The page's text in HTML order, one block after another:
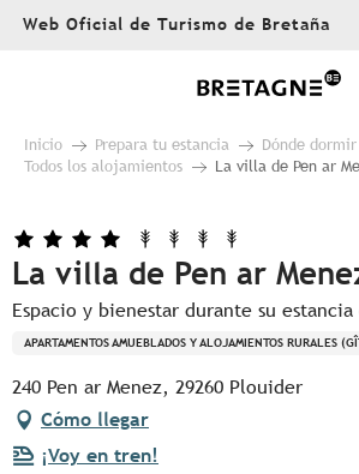
AllerWeb Oficial de Turismo de Bretaña
Inicio Prepara tu estancia
Dónde dormir
Todos los alojamientos
La villa de Pen ar
La villa de Pen ar
Espacio y bienestar durante su
APARTAMENTOS AMUEBLADOS Y ALOJAMIENTOS RURALES
240 Pen ar Menez, 29260 Plouider
Cómo llegar
¡Voy en tren!